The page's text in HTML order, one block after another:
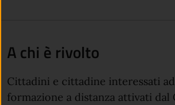
A chi è rivolto
Cittadini e cittadine interessati
formazione a distanza attivati dal